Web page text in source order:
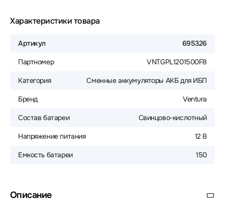
Характеристики товара
Артикул 695326
Партномер VNTGPL1201500F8
Категория Сменные аккумуляторы АКБ для ИБП
Бренд Ventura
Состав батареи Свинцово-кислотный
Напряжение питания 12 В
Емкость батареи 150
Описание